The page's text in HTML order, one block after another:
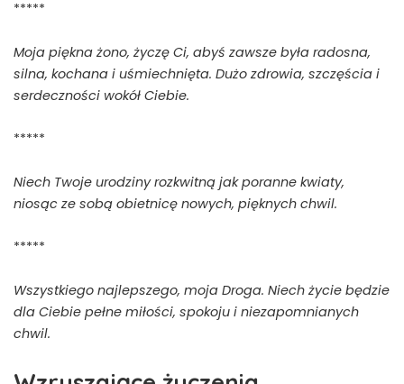
*****
Moja piękna żono, życzę Ci, abyś zawsze była radosna,
silna, kochana i uśmiechnięta. Dużo zdrowia, szczęścia i
serdeczności wokół Ciebie.
*****
Niech Twoje urodziny rozkwitną jak poranne kwiaty,
niosąc ze sobą obietnicę nowych, pięknych chwil.
*****
Wszystkiego najlepszego, moja Droga. Niech życie będzie
dla Ciebie pełne miłości, spokoju i niezapomnianych
chwil.